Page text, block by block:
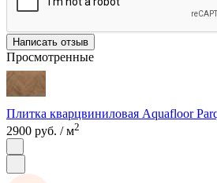
Написать отзыв
Просмотренные
Плитка кварцвиниловая Aquafloor
2900 руб. / м2